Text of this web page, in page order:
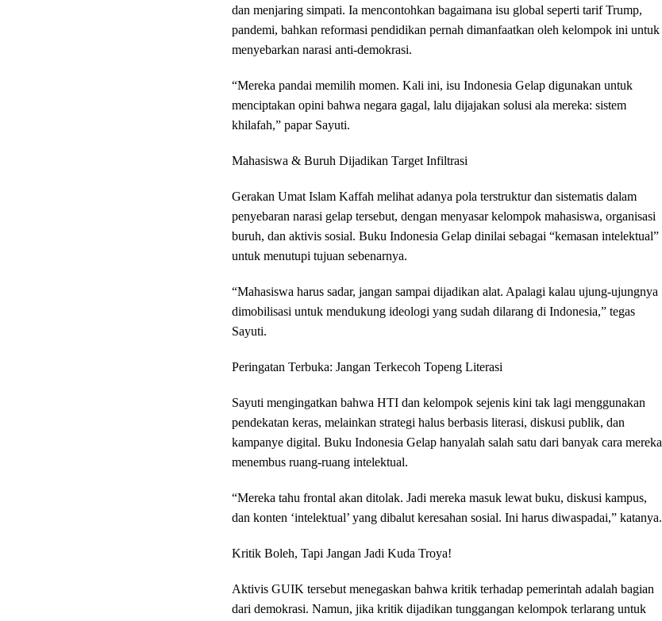
dan menjaring simpati. Ia mencontohkan bagaimana isu global seperti tarif Trump,
pandemi, bahkan reformasi pendidikan pernah dimanfaatkan oleh kelompok ini untuk
menyebarkan narasi anti-demokrasi.
“Mereka pandai memilih momen. Kali ini, isu Indonesia Gelap digunakan untuk
menciptakan opini bahwa negara gagal, lalu dijajakan solusi ala mereka: sistem
khilafah,” papar Sayuti.
Mahasiswa & Buruh Dijadikan Target Infiltrasi
Gerakan Umat Islam Kaffah melihat adanya pola terstruktur dan sistematis dalam
penyebaran narasi gelap tersebut, dengan menyasar kelompok mahasiswa, organisasi
buruh, dan aktivis sosial. Buku Indonesia Gelap dinilai sebagai “kemasan intelektual”
untuk menutupi tujuan sebenarnya.
“Mahasiswa harus sadar, jangan sampai dijadikan alat. Apalagi kalau ujung-ujungnya
dimobilisasi untuk mendukung ideologi yang sudah dilarang di Indonesia,” tegas
Sayuti.
Peringatan Terbuka: Jangan Terkecoh Topeng Literasi
Sayuti mengingatkan bahwa HTI dan kelompok sejenis kini tak lagi menggunakan
pendekatan keras, melainkan strategi halus berbasis literasi, diskusi publik, dan
kampanye digital. Buku Indonesia Gelap hanyalah salah satu dari banyak cara mereka
menembus ruang-ruang intelektual.
“Mereka tahu frontal akan ditolak. Jadi mereka masuk lewat buku, diskusi kampus,
dan konten ‘intelektual’ yang dibalut keresahan sosial. Ini harus diwaspadai,” katanya.
Kritik Boleh, Tapi Jangan Jadi Kuda Troya!
Aktivis GUIK tersebut menegaskan bahwa kritik terhadap pemerintah adalah bagian
dari demokrasi. Namun, jika kritik dijadikan tunggangan kelompok terlarang untuk